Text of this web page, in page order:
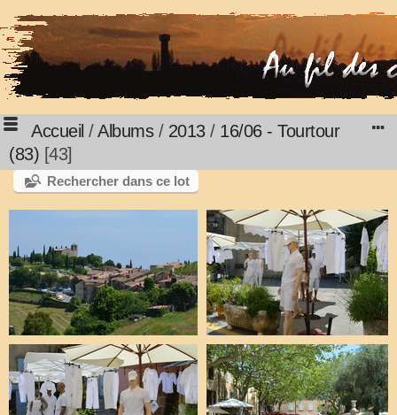
Accueil /Albums/ 2013/ 16/06 - Tourtour
(83) 43
Rechercher dans ce lot